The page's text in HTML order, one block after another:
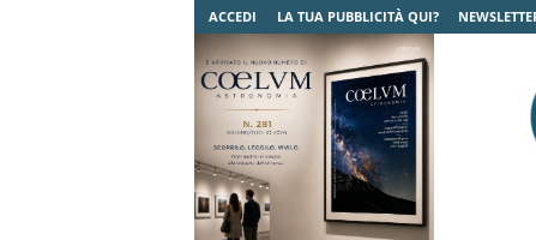
ACCEDI LA TUA PUBBLICITÀ QUI?